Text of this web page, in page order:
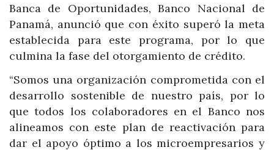
Banca de Oportunidades, Banco Nacional de
Panamá, anunció que con éxito superó la meta
establecida para este programa, por lo que
culmina la fase del otorgamiento de crédito.
“Somos una organización comprometida con el
desarrollo sostenible de nuestro país, por lo
que todos los colaboradores en el Banco nos
alineamos con este plan de reactivación para
dar el apoyo óptimo a los microempresarios y